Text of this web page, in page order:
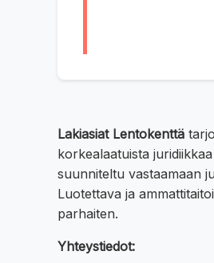
Lakiasiat Lentokenttä
korkealaatuista
suunniteltu vastaamaan
Luotettava ja
parhaiten.
Yhteystiedot: